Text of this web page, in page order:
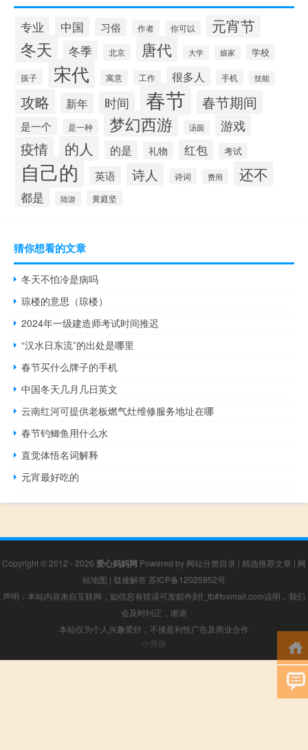
专业 中国 习俗 作者 你可以 元宵节
冬天 冬季 北京 唐代 大学 娘家 学校
孩子 宋代 寓意 工作 很多人 手机 技能
攻略 新年 时间 春节 春节期间
是一个 是一种 梦幻西游 汤圆 游戏
疫情 的人 的是 礼物 红包 考试
自己的 英语 诗人 诗词 费用 还不
都是 陆游 黄庭坚
猜你想看的文章
冬天不怕冷是病吗
琼楼的意思（琼楼）
2024年一级建造师考试时间推迟
“汉水日东流”的出处是哪里
春节买什么牌子的手机
中国冬天几月几日英文
云南红河可提供老板燃气灶维修服务地址在哪
春节钓鲫鱼用什么水
直觉体悟名词解释
元宵最好吃的
Copyright © 2012 - 2026 爱心妈妈网 Powered by 网站分类目录 | 精选推荐文章 | 网
站地图 | 疑难解答 苏ICP备12025952号
声明：本站内容来自互联网，如信息有错误可发邮件到f_fb#foxmail.com说明，我们
会及时纠正，谢谢
本站仅为个人兴趣爱好，不接盈利性广告及商业合作
小男孩